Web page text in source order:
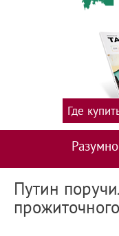
Где
Путин